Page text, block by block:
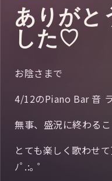
ありがと
した♡
お陰さまで
4/12のPiano Bar 音
無事、盛況に終わる
とても楽しく歌わせ
ﾉﾟ.:｡ ゜